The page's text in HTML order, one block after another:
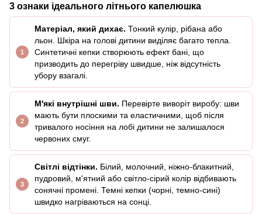
3 ознаки ідеального літнього капелюшка
Матеріал, який дихає. Тонкий кулір, рібана або
льон. Шкіра на голові дитини виділяє багато тепла.
Синтетичні кепки створюють ефект бані, що
призводить до перегріву швидше, ніж відсутність
убору взагалі.
М'які внутрішні шви. Перевірте виворіт виробу: шви
мають бути плоскими та еластичними, щоб після
тривалого носіння на лобі дитини не залишалося
червоних смуг.
Світлі відтінки. Білий, молочний, ніжно-блакитний,
пудровий, м'ятний або світло-сірий колір відбивають
сонячні промені. Темні кепки (чорні, темно-сині)
швидко нагріваються на сонці.